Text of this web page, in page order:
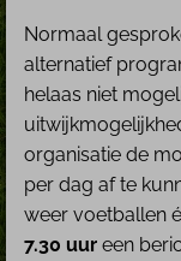
Normaal
alternatief
helaas niet
organisatie de
per dag af te
weer voetballen
7.30 uur een